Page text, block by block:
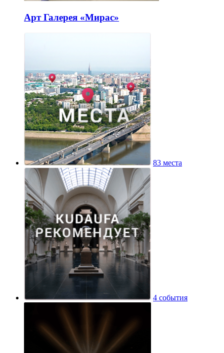
Арт Галерея «Мирас»
83 места
4 события